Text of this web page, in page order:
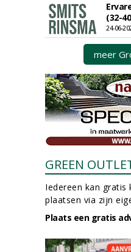
(32-
24-06-
meer
GREEN
Iedereen kan gratis
plaatsen via zijn
Plaats een gratis